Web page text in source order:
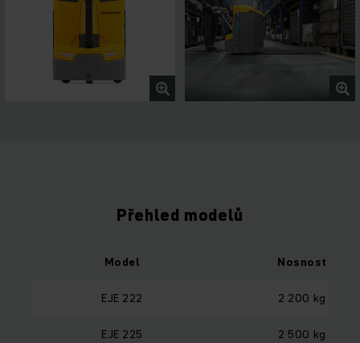
Přehled modelů
Model Nosnost
EJE 222 2 200 kg
EJE 225 2 500 kg